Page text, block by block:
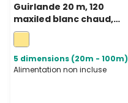
Guirlande 20 m, 120
maxiled blanc chaud,
câble vert,
prolongeable, IP67
5 dimensions (20m - 100m)
Alimentation non incluse